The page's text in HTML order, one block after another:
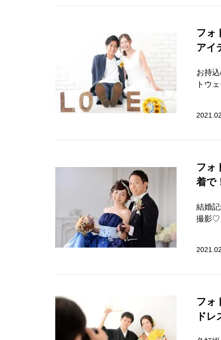
フォ
アイ
お持
トウ
フォ
着で
結婚
撮影♡
フォ
ドレ